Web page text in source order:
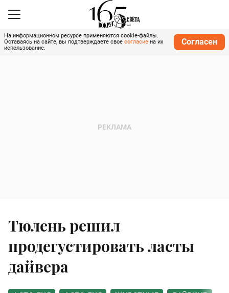
На информационном ресурсе применяются cookie-файлы.
Оставаясь на сайте, вы подтверждаете свое согласие на их
использование.
Согласен
Тюлень решил
продегустировать ласты
дайвера